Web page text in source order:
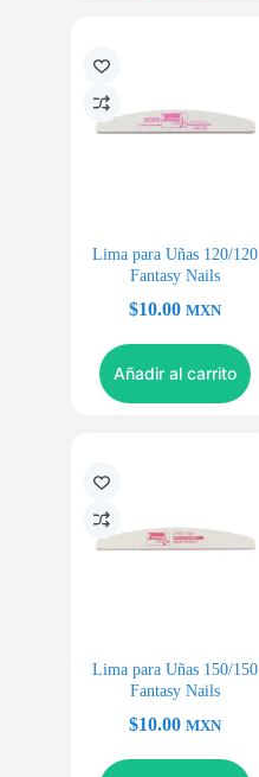
Lima para Uñas 120/120
Fantasy Nails
$10.00 MXN
Añadir al carrito
Lima para Uñas 150/150
Fantasy Nails
$10.00 MXN